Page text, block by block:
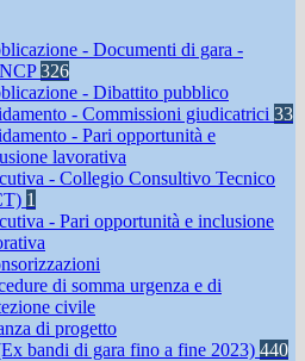
- Documenti di gara -
326
- Dibattito pubblico
- Commissioni giudicatrici 33
- Pari opportunità e
lavorativa
- Collegio Consultivo Tecnico
1
- Pari opportunità e inclusione
di somma urgenza e di
civile
di progetto
bandi di gara fino a fine 2023) 440